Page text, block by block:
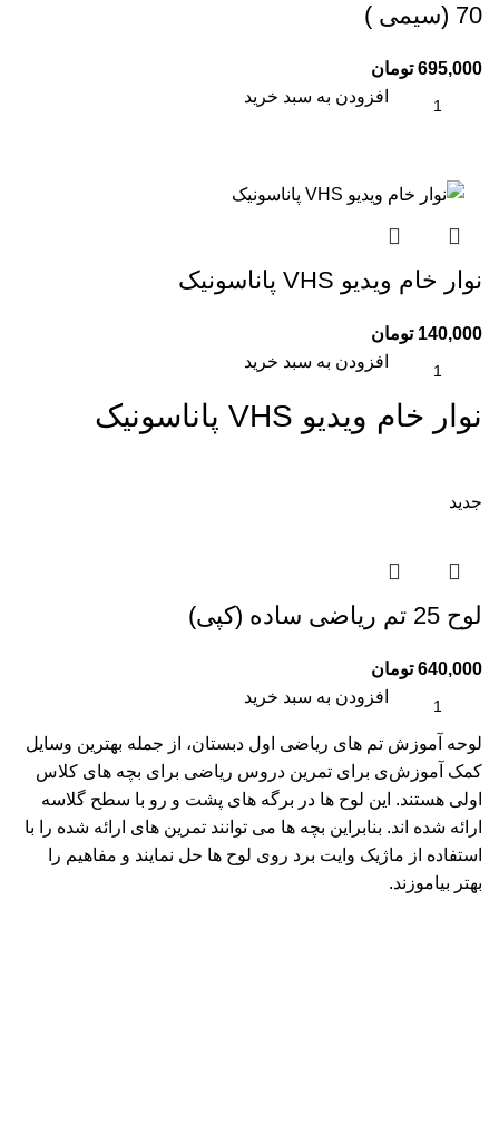
70 (سیمی )
695,000 تومان
افزودن به سبد خرید
نوار خام ویدیو VHS پاناسونیک
140,000 تومان
افزودن به سبد خرید
نوار خام ویدیو VHS پاناسونیک
جدید
لوح 25 تم ریاضی ساده (کپی)
640,000 تومان
افزودن به سبد خرید
لوحه آموزش تم های ریاضی اول دبستان، از جمله بهترین وسایل
کمک آموزش‌ی برای تمرین دروس ریاضی برای بچه های کلاس
اولی هستند. این لوح ها در برگه های پشت و رو با سطح گلاسه
ارائه شده اند. بنابراین بچه ها می توانند تمرین های ارائه شده را با
استفاده از ماژیک وایت برد روی لوح ها حل نمایند و مفاهیم را
بهتر بیاموزند.